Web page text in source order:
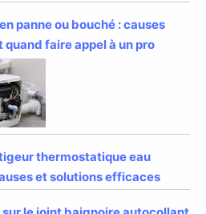
panne ou bouché : causes
faire appel à un pro
thermostatique eau
et solutions efficaces